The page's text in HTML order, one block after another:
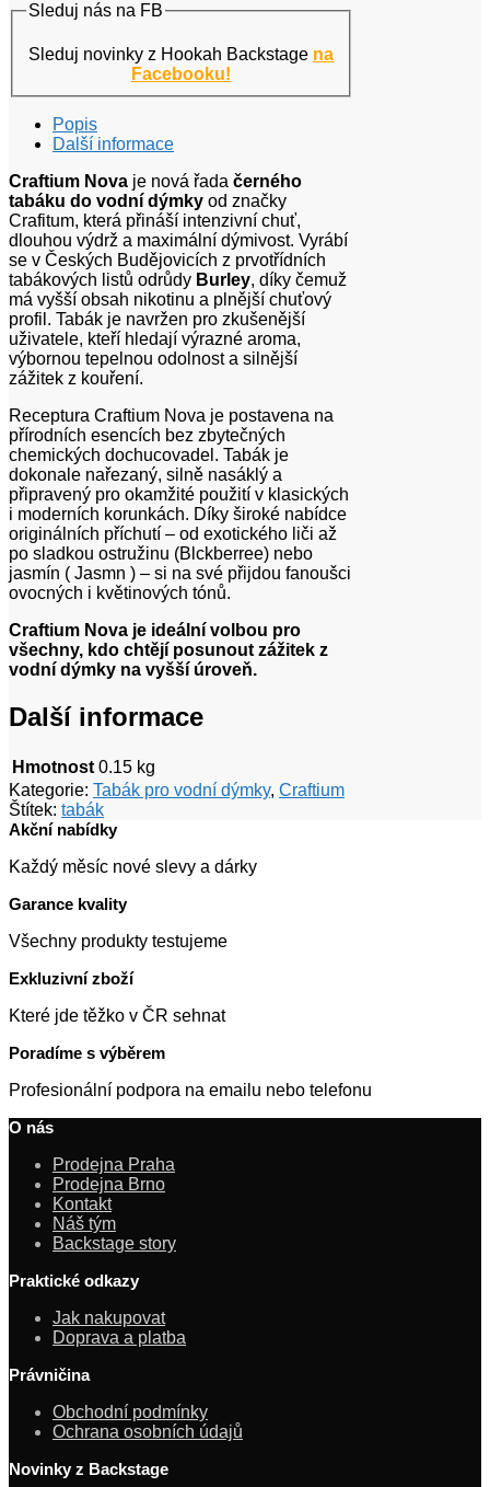
Sleduj nás na FB
Sleduj novinky z Hookah Backstage na
Facebooku!
Popis
Další informace
Craftium Nova je nová řada černého
tabáku do vodní dýmky od značky
Crafitum, která přináší intenzivní chuť,
dlouhou výdrž a maximální dýmivost. Vyrábí
se v Českých Budějovicích z prvotřídních
tabákových listů odrůdy Burley, díky čemuž
má vyšší obsah nikotinu a plnější chuťový
profil. Tabák je navržen pro zkušenější
uživatele, kteří hledají výrazné aroma,
výbornou tepelnou odolnost a silnější
zážitek z kouření.
Receptura Craftium Nova je postavena na
přírodních esencích bez zbytečných
chemických dochucovadel. Tabák je
dokonale nařezaný, silně nasáklý a
připravený pro okamžité použití v klasických
i moderních korunkách. Díky široké nabídce
originálních příchutí – od exotického liči až
po sladkou ostružinu (Blckberree) nebo
jasmín ( Jasmn ) – si na své přijdou fanoušci
ovocných i květinových tónů.
Craftium Nova je ideální volbou pro
všechny, kdo chtějí posunout zážitek z
vodní dýmky na vyšší úroveň.
Další informace
Hmotnost 0.15 kg
Kategorie: Tabák pro vodní dýmky, Craftium
Štítek: tabák
Akční nabídky
Každý měsíc nové slevy a dárky
Garance kvality
Všechny produkty testujeme
Exkluzivní zboží
Které jde těžko v ČR sehnat
Poradíme s výběrem
Profesionální podpora na emailu nebo telefonu
O nás
Prodejna Praha
Prodejna Brno
Kontakt
Náš tým
Backstage story
Praktické odkazy
Jak nakupovat
Doprava a platba
Právničina
Obchodní podmínky
Ochrana osobních údajů
Novinky z Backstage